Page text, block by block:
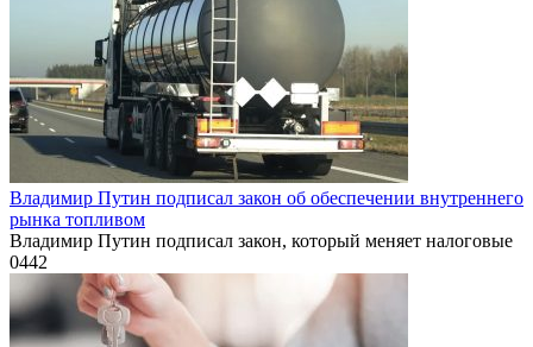
Владимир Путин подписал закон об обеспечении внутреннего
рынка топливом
Владимир Путин подписал закон, который меняет налоговые
0442